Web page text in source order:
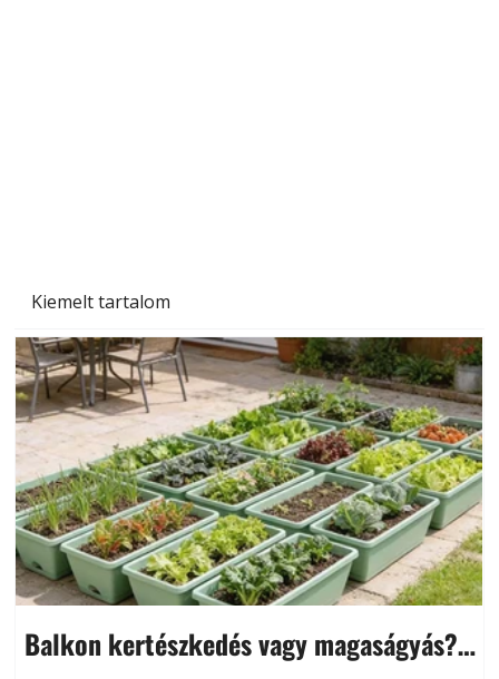
Kiemelt tartalom
Balkon kertészkedés vagy magaságyás?